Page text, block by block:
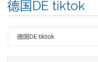
德国DE tiktok